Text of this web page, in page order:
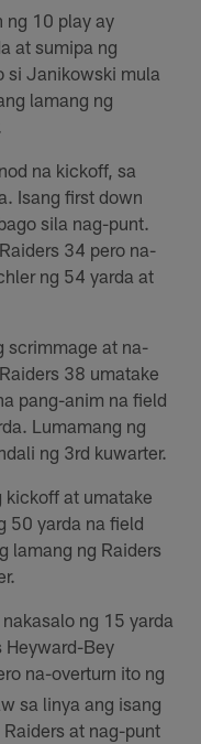
ng 10 play ay
at sumipa ng
si Janikowski mula
lamang ng
na kickoff, sa
Isang first down
sila nag-punt.
34 pero na-
ng 54 yarda at
scrimmage at na-
38 umatake
pang-anim na field
Lumamang ng
ng 3rd kuwarter.
kickoff at umatake
50 yarda na field
lamang ng Raiders
ng 15 yarda
Heyward-Bey
na-overturn ito ng
sa linya ang isang
at nag-punt